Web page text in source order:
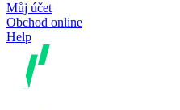
Můj účet
Obchod online
Help